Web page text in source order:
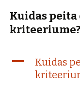
Kuidas
kriteeriume?
A
Kuidas